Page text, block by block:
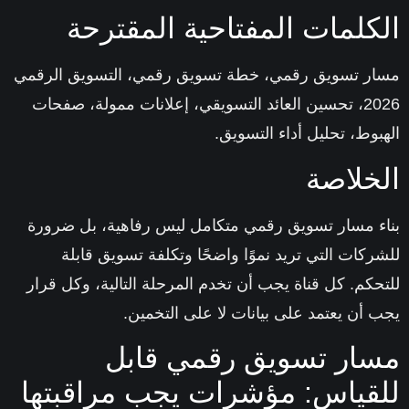
المفتاحية المقترحة
تسويق رقمي، خطة تسويق رقمي، التسويق الرقمي
2026، تحسين العائد التسويقي، إعلانات ممولة، صفحات
تحليل أداء التسويق.
مسار تسويق رقميمتكامل ليس رفاهية، بل ضرورة
التي تريد نموًا واضحًا وتكلفة تسويق قابلة
كل قناة يجب أن تخدم المرحلة التالية، وكل قرار
أن يعتمد على بيانات لا على التخمين.
تسويق رقمي قابل
مؤشرات يجب مراقبتها